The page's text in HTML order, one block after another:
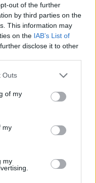
out of the further
by third parties on the
This information may
on the IAB’s List of
disclose it to other
Outs
of my
my
my
Esim for Greece|
Esim for Saudi